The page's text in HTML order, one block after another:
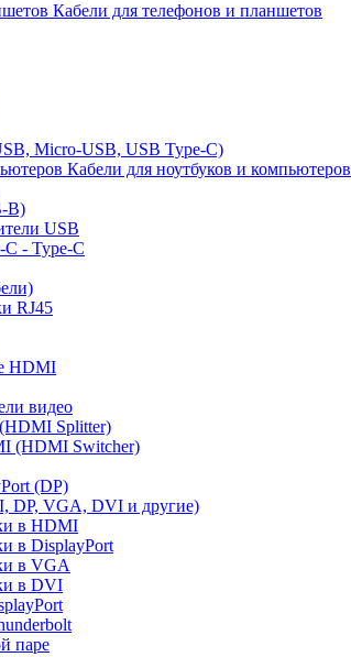
Кабели для телефонов и планшетов
Micro-USB, USB Type-C)
Кабели для ноутбуков и компьютеров
B)
USB
C - Type-C
RJ45
HDMI
видео
Splitter)
(HDMI Switcher)
(DP)
DP, VGA, DVI и другие)
в HDMI
в DisplayPort
в VGA
в DVI
паре